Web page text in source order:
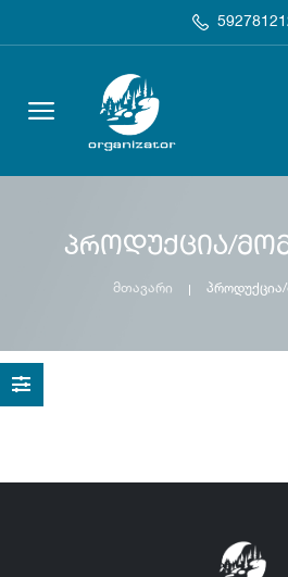
პროდუქცია/
მთავარი